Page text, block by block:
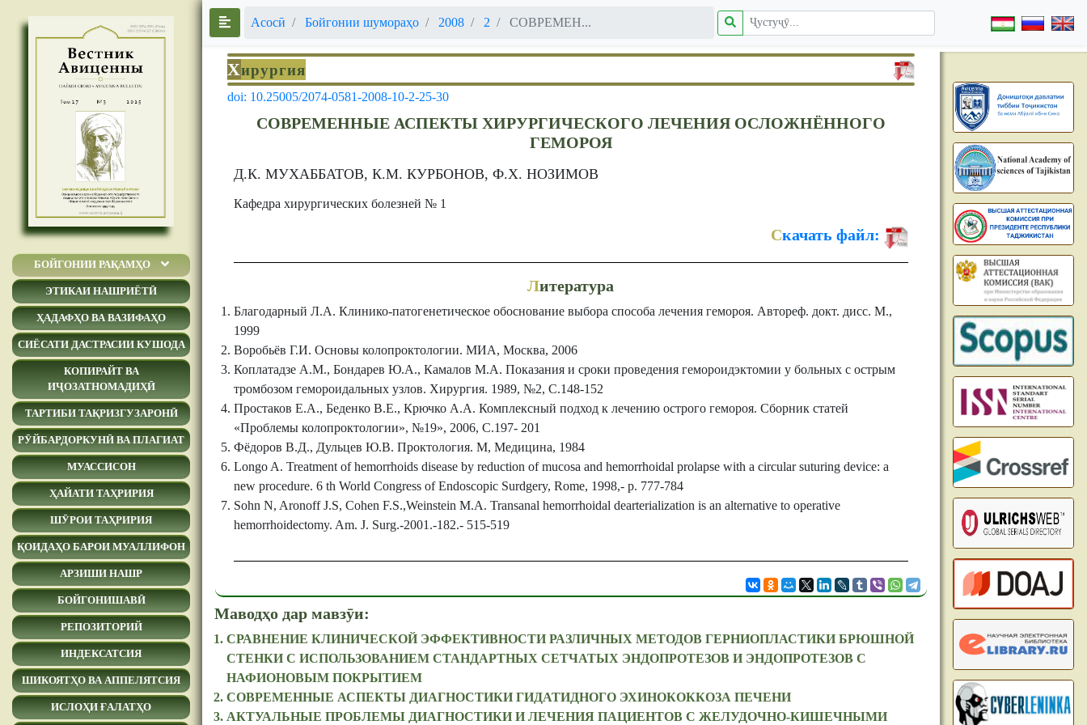
БОЙГОНИИ РАҚАМҲО
ЭТИКАИ НАШРИЁТӢ
ҲАДАФҲО ВА ВАЗИФАҲО
СИЁСАТИ ДАСТРАСИИ КУШОДА
КОПИРАЙТ ВА
ИҶОЗАТНОМАДИҲӢ
ТАРТИБИ ТАҚРИЗГУЗАРОНӢ
РӮЙБАРДОРКУНӢ ВА ПЛАГИАТ
МУАССИСОН
ҲАЙАТИ ТАҲРИРИЯ
ШӮРОИ ТАҲРИРИЯ
ҚОИДАҲО БАРОИ МУАЛЛИФОН
АРЗИШИ НАШР
БОЙГОНИШАВӢ
РЕПОЗИТОРИЙ
ИНДЕКСАТСИЯ
ШИКОЯТҲО ВА АППЕЛЯТСИЯ
ИСЛОҲИ ҒАЛАТҲО
Асосӣ Бойгонии шумораҳо 2008 2 СОВРЕМЕН...
Хирургия
doi: 10.25005/2074-0581-2008-10-2-25-30
СОВРЕМЕННЫЕ АСПЕКТЫ ХИРУРГИЧЕСКОГО ЛЕЧЕНИЯ ОСЛОЖНЁННОГО
ГЕМОРОЯ
Д.К. МУХАББАТОВ, К.М. КУРБОНОВ, Ф.Х. НОЗИМОВ
Кафедра хирургических болезней № 1
Скачать файл:
Литература
Благодарный Л.А. Клинико-патогенетическое обоснование выбора способа лечения гемороя. Автореф. докт. дисс. М.,
1999
Воробьёв Г.И. Основы колопроктологии. МИА, Москва, 2006
Коплатадзе А.М., Бондарев Ю.А., Камалов М.А. Показания и сроки проведения гемороидэктомии у больных с острым
тромбозом гемороидальных узлов. Хирургия. 1989, №2, С.148-152
Простаков Е.А., Беденко В.Е., Крючко А.А. Комплексный подход к лечению острого гемороя. Сборник статей
«Проблемы колопроктологии», №19», 2006, С.197- 201
Фёдоров В.Д., Дульцев Ю.В. Проктология. М, Медицина, 1984
Longo A. Treatment of hemorrhoids disease by reduction of mucosa and hemorrhoidal prolapse with a circular suturing device: a
new procedure. 6 th World Congress of Endoscopic Surdgery, Rome, 1998,- p. 777-784
Sohn N, Aronoff J.S, Cohen F.S.,Weinstein M.A. Transanal hemorrhoidal dearterialization is an alternative to operative
hemorrhoidectomy. Am. J. Surg.-2001.-182.- 515-519
Маводҳо дар мавзӯи:
СРАВНЕНИЕ КЛИНИЧЕСКОЙ ЭФФЕКТИВНОСТИ РАЗЛИЧНЫХ МЕТОДОВ ГЕРНИОПЛАСТИКИ БРЮШНОЙ
СТЕНКИ С ИСПОЛЬЗОВАНИЕМ СТАНДАРТНЫХ СЕТЧАТЫХ ЭНДОПРОТЕЗОВ И ЭНДОПРОТЕЗОВ С
НАФИОНОВЫМ ПОКРЫТИЕМ
СОВРЕМЕННЫЕ АСПЕКТЫ ДИАГНОСТИКИ ГИДАТИДНОГО ЭХИНОКОККОЗА ПЕЧЕНИ
АКТУАЛЬНЫЕ ПРОБЛЕМЫ ДИАГНОСТИКИ И ЛЕЧЕНИЯ ПАЦИЕНТОВ С ЖЕЛУДОЧНО-КИШЕЧНЫМИ